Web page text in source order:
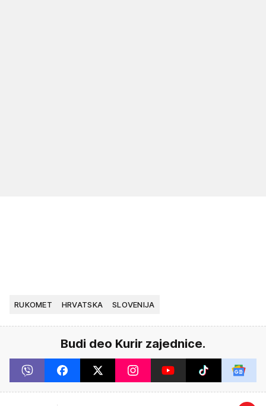
RUKOMET HRVATSKA SLOVENIJA
Budi deo Kurir zajednice.